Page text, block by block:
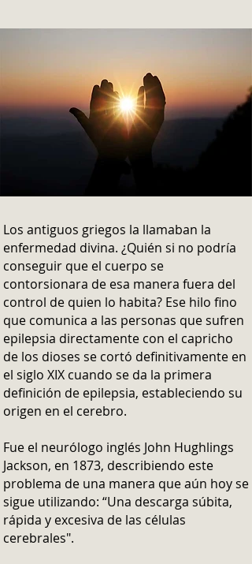
Los antiguos griegos la llamaban la
enfermedad divina. ¿Quién si no podría
conseguir que el cuerpo se
contorsionara de esa manera fuera del
control de quien lo habita? Ese hilo fino
que comunica a las personas que sufren
epilepsia directamente con el capricho
de los dioses se cortó definitivamente en
el siglo XIX cuando se da la primera
definición de epilepsia, estableciendo su
origen en el cerebro.
Fue el neurólogo inglés John Hughlings
Jackson, en 1873, describiendo este
problema de una manera que aún hoy se
sigue utilizando: “Una descarga súbita,
rápida y excesiva de las células
cerebrales".